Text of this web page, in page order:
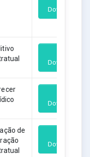
Download
Download
Download
de
Download